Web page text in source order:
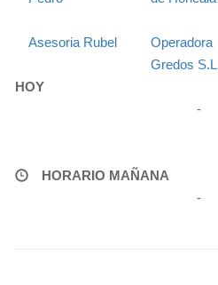
Asesoria Rubel
Operadora
Gredos
HOY
-
HORARIO MAÑANA
-